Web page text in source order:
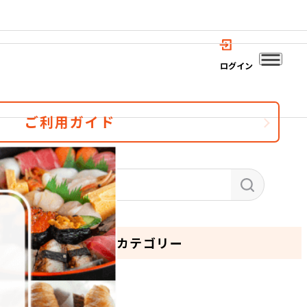
ログイン
ご利用ガイド
カテゴリー